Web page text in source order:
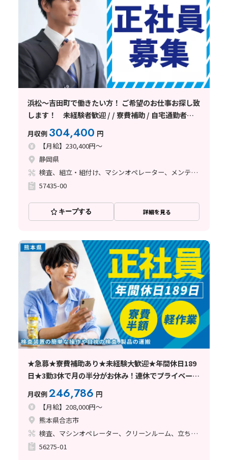
浜松～吉田町で働きたい方！ ご希望のお仕事お探し致
します！ 未経験者歓迎 / / 寮費補助 / 自宅通勤者歓
月収例 304,400 円
【月給】230,400円～
静岡県
検査、組立・組付け、マシンオペレーター、メンテナンス・保全
57435-00
キープする 詳細を見る
★急募★寮費補助あり★未経験大歓迎★年間休日189
日★3勤3休で月の半分がお休み！連休でプライベート
も充実！ 簡単な検査業務のお仕事です＜合志市＞
月収例246,786 円
【月給】208,000円～
熊本県合志市
検査、マシンオペレーター、クリーンルーム、立ち作業
56275-01